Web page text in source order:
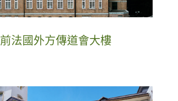
前法國外方傳道會大樓